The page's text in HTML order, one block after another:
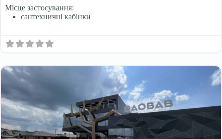
Місце застосування:
сантехничні кабінки